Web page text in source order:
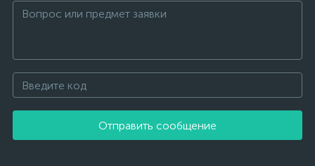
Отправить сообщение